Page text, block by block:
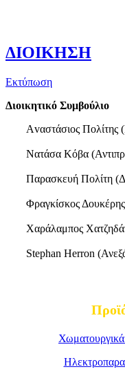
ΔΙΟΙΚΗΣΗ
Εκτύπωση
Διοικητικό Συμβούλιο
Αvαστάσιoς
Νατάσα Κόβα
Παρασκευή Πολίτη
Φραγκίσκος
Χαράλαμπος
Stephan Herron